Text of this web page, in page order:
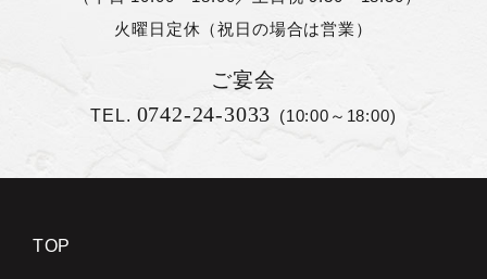
火曜日定休（祝日の場合は営業）
ご宴会
TEL. 0742-24-3033 (10:00～18:00)
TOP